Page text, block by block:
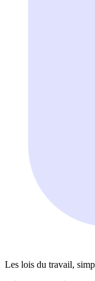
Les lois du travail,